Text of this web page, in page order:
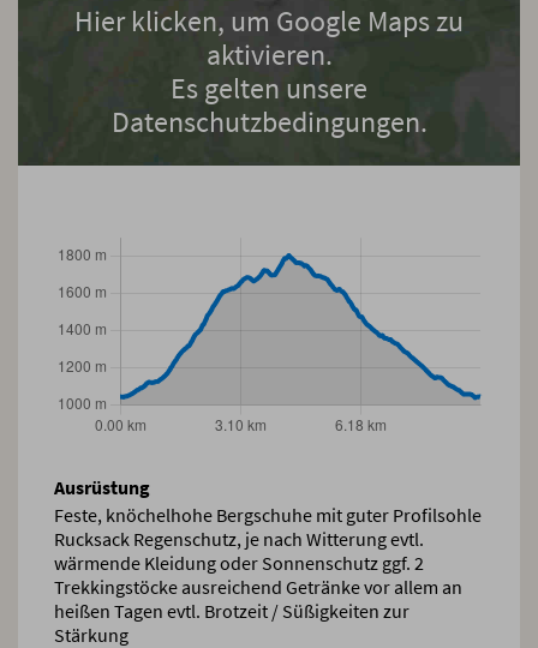
Hier klicken, um Google Maps zu
aktivieren.
Es gelten unsere
Datenschutzbedingungen.
Ausrüstung
Feste, knöchelhohe Bergschuhe mit guter Profilsohle
Rucksack Regenschutz, je nach Witterung evtl.
wärmende Kleidung oder Sonnenschutz ggf. 2
Trekkingstöcke ausreichend Getränke vor allem an
heißen Tagen evtl. Brotzeit / Süßigkeiten zur
Stärkung